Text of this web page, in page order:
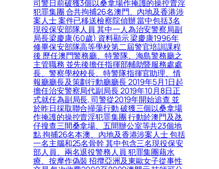
司警日前破獲3個以桑拿場作掩護的操控賣淫
犯罪集團 合共拘捕26名澳門、內地及香港涉
案人士 案件已移送檢察院偵辦 當中包括3名
現役保安部隊人員 其中一人為治安警察局副
局長梁慶康(60歲) 資料顯示 梁慶康1996年
修畢保安部隊高等學校第二屆警官培訓課程
後 歷任澳門警務廳、特警隊、海島警務廳之
主管職務 並先後擔任指揮部輔助暨服務處處
長、警察學校校長、特警隊指揮官助理、情
報廳廳長及策劃行動廳廳長 2019年5月1日起
擔任治安警察局代副局長 2019年10月8日正
式就任為副局長, 司警從2019年開始追查 並
於昨日採取聯合掃蕩行動 破獲三個以桑拿場
作掩護的操控賣淫犯罪集團 行動於澳門及氹
仔搜查三間桑拿場、五間辦公室等共23個地
點 拘捕26名本澳、內地及香港涉案人士 包括
一名主腦和25名骨幹 其中包含三名現役保安
部人員、兩名退役警務人員 犯罪集團藉水
療、按摩作偽裝 招攬亞洲及東歐女子從事性